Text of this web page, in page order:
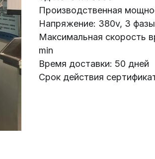
Производственная
Напряжение: 380v, 3
Максимальная скорость
min
Время доставки: 50 дней
Срок действия